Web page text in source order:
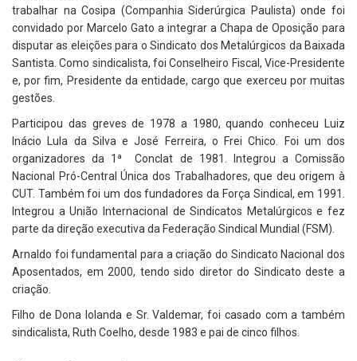
trabalhar na Cosipa (Companhia Siderúrgica Paulista) onde foi
convidado por Marcelo Gato a integrar a Chapa de Oposição para
disputar as eleições para o Sindicato dos Metalúrgicos da Baixada
Santista. Como sindicalista, foi Conselheiro Fiscal, Vice-Presidente
e, por fim, Presidente da entidade, cargo que exerceu por muitas
gestões.
Participou das greves de 1978 a 1980, quando conheceu Luiz
Inácio Lula da Silva e José Ferreira, o Frei Chico. Foi um dos
organizadores da 1ª Conclat de 1981. Integrou a Comissão
Nacional Pró-Central Única dos Trabalhadores, que deu origem à
CUT. Também foi um dos fundadores da Força Sindical, em 1991.
Integrou a União Internacional de Sindicatos Metalúrgicos e fez
parte da direção executiva da Federação Sindical Mundial (FSM).
Arnaldo foi fundamental para a criação do Sindicato Nacional dos
Aposentados, em 2000, tendo sido diretor do Sindicato deste a
criação.
Filho de Dona Iolanda e Sr. Valdemar, foi casado com a também
sindicalista, Ruth Coelho, desde 1983 e pai de cinco filhos.